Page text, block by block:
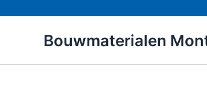
Bouwmaterialen